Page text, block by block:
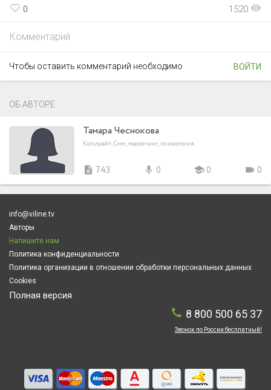
favorite_border 0 1520 visibility
Комментарий
Чтобы оставить комментарий необходимо ВОЙТИ
ОБ АВТОРЕ
Тамара Чеснокова
Копирайт, Смм, маркетинг, психология
description 743 mic 0 school 0 videocam 0
info@viline.tv
Авторы
Напишите нам
Политика конфиденциальности
Политика организации в отношении обработки персональных данных
Cookies
Полная версия
8 800 500 65 37
Звонок по России бесплатный!